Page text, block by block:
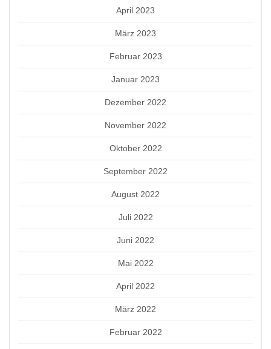
April 2023
März 2023
Februar 2023
Januar 2023
Dezember 2022
November 2022
Oktober 2022
September 2022
August 2022
Juli 2022
Juni 2022
Mai 2022
April 2022
März 2022
Februar 2022